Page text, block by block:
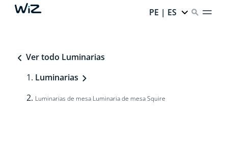
PE | ES
Ver todo Luminarias
Luminarias
Luminarias de mesa Luminaria de mesa Squire